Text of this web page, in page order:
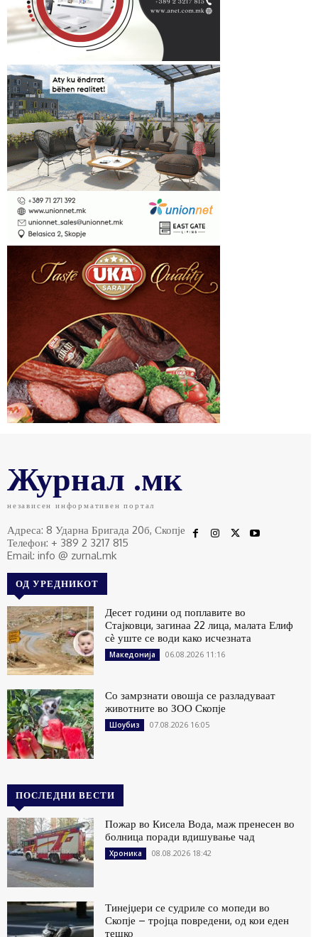
Журнал .мк
независен информативен портал
Адреса: 8 Ударна Бригада 20б, Скопје
Телефон: + 389 2 3217 815
Email: info @ zurnal.mk
ОД УРЕДНИКОТ
Десет години од поплавите во
Стајковци, загинаа 22 лица, малата Елиф
сѐ уште се води како исчезната
Македонија 06.08.2026 11:16
Со замрзнати овошја се разладуваат
животните во ЗОО Скопје
Шоубиз 07.08.2026 16:05
ПОСЛЕДНИ ВЕСТИ
Пожар во Кисела Вода, маж пренесен во
болница поради вдишување чад
Хроника 08.08.2026 18:42
Тинејџери се судриле со мопеди во
Скопје – тројца повредени, од кои еден
тешко